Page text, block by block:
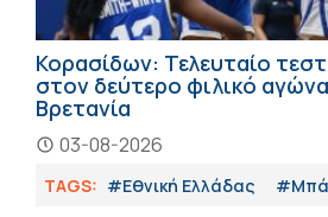
Κορασίδων: Τελευταίο
στον δεύτερο φιλικό
Βρετανία
03-08-2026
TAGS: #Εθνική Ελλάδας